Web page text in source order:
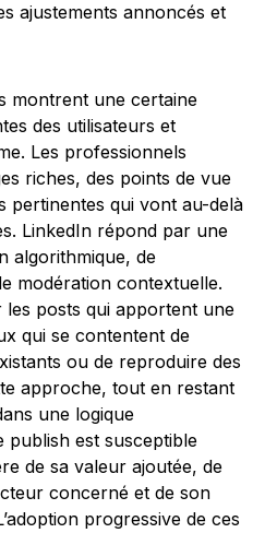
ajustements annoncés et
montrent une certaine
des utilisateurs et
Les professionnels
riches, des points de vue
pertinentes qui vont au-delà
LinkedIn répond par une
algorithmique, de
modération contextuelle.
les posts qui apportent une
qui se contentent de
ou de reproduire des
approche, tout en restant
une logique
publish est susceptible
de sa valeur ajoutée, de
concerné et de son
progressive de ces